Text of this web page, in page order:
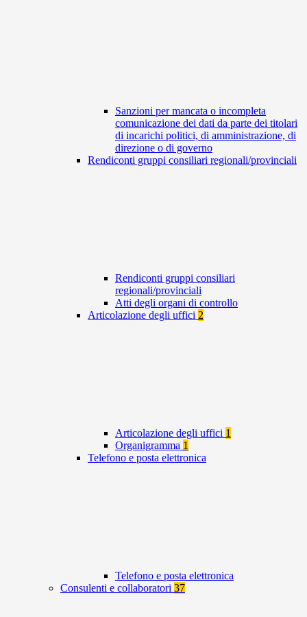
Sanzioni per mancata o incompleta
comunicazione dei dati da parte dei titolari
di incarichi politici, di amministrazione, di
direzione o di governo
Rendiconti gruppi consiliari regionali/provinciali
Rendiconti gruppi consiliari
regionali/provinciali
Atti degli organi di controllo
Articolazione degli uffici 2
Articolazione degli uffici 1
Organigramma 1
Telefono e posta elettronica
Telefono e posta elettronica
Consulenti e collaboratori 37